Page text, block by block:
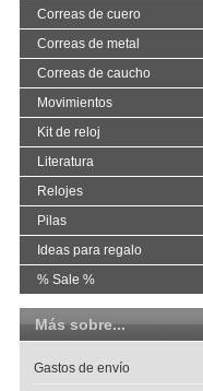
Correas de cuero
Correas de metal
Correas de caucho
Movimientos
Kit de reloj
Literatura
Relojes
Pilas
Ideas para regalo
% Sale %
Más sobre...
Gastos de envío